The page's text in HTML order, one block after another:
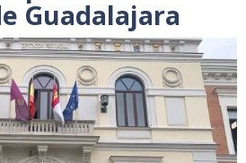
Guadalajara